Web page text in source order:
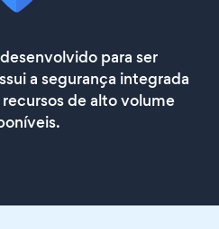
para ser
a segurança integrada
de alto volume